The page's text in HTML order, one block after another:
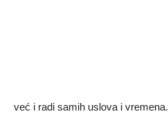
već i radi samih uslova i vremena.